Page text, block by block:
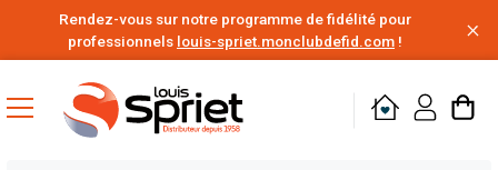
Rendez-vous sur notre programme de fidélité pour
professionnels louis-spriet.monclubdefid.com !